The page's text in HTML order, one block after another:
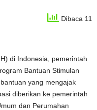
Dibaca 11
di Indonesia, pemerintah
Bantuan Stimulan
yang mengajak
diberikan ke pemerintah
dan Perumahan